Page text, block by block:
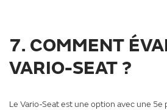
7. COMMENT
VARIO-SEAT ?
Le Vario-Seat est une option avec une 5e